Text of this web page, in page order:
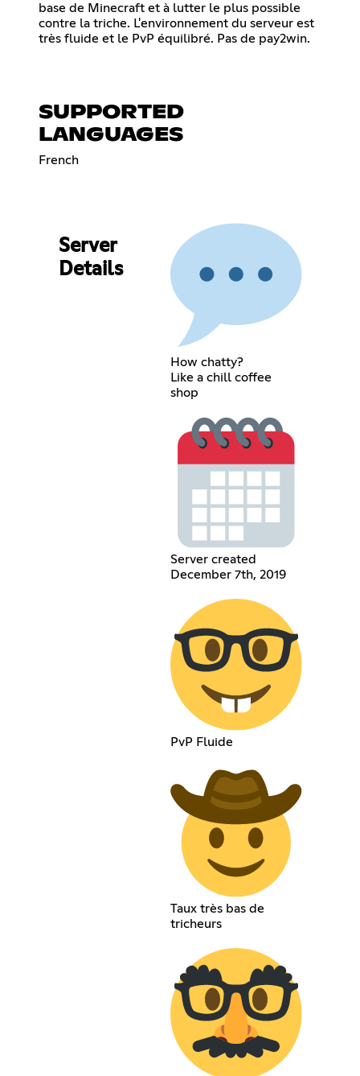
base de Minecraft et à lutter le plus possible
contre la triche. L'environnement du serveur est
très fluide et le PvP équilibré. Pas de pay2win.
SUPPORTED
LANGUAGES
French
Server
Details
How chatty?
Like a chill coffee
shop
Server created
December 7th, 2019
PvP Fluide
Taux très bas de
tricheurs